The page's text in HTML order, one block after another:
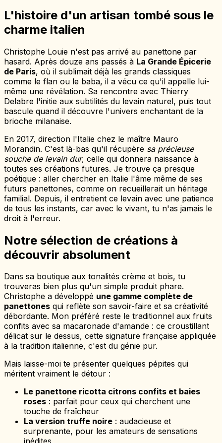
L'histoire d'un artisan tombé sous le
charme italien
Christophe Louie n'est pas arrivé au panettone par
hasard. Après douze ans passés à La Grande Épicerie
de Paris, où il sublimait déjà les grands classiques
comme le flan ou le baba, il a vécu ce qu'il appelle lui-
même une révélation. Sa rencontre avec Thierry
Delabre l'initie aux subtilités du levain naturel, puis tout
bascule quand il découvre l'univers enchantant de la
brioche milanaise.
En 2017, direction l'Italie chez le maître Mauro
Morandin. C'est là-bas qu'il récupère sa précieuse
souche de levain dur, celle qui donnera naissance à
toutes ses créations futures. Je trouve ça presque
poétique : aller chercher en Italie l'âme même de ses
futurs panettones, comme on recueillerait un héritage
familial. Depuis, il entretient ce levain avec une patience
de tous les instants, car avec le vivant, tu n'as jamais le
droit à l'erreur.
Notre sélection de créations à
découvrir absolument
Dans sa boutique aux tonalités crème et bois, tu
trouveras bien plus qu'un simple produit phare.
Christophe a développé une gamme complète de
panettones qui reflète son savoir-faire et sa créativité
débordante. Mon préféré reste le traditionnel aux fruits
confits avec sa macaronade d'amande : ce croustillant
délicat sur le dessus, cette signature française appliquée
à la tradition italienne, c'est du génie pur.
Mais laisse-moi te présenter quelques pépites qui
méritent vraiment le détour :
Le panettone ricotta citrons confits et baies
roses : parfait pour ceux qui cherchent une
touche de fraîcheur
La version truffe noire : audacieuse et
surprenante, pour les amateurs de sensations